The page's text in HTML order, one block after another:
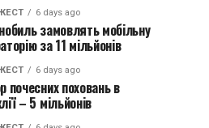
6 days ago
замовлять мобільну
за 11 мільйонів
6 days ago
почесних поховань в
– 5 мільйонів